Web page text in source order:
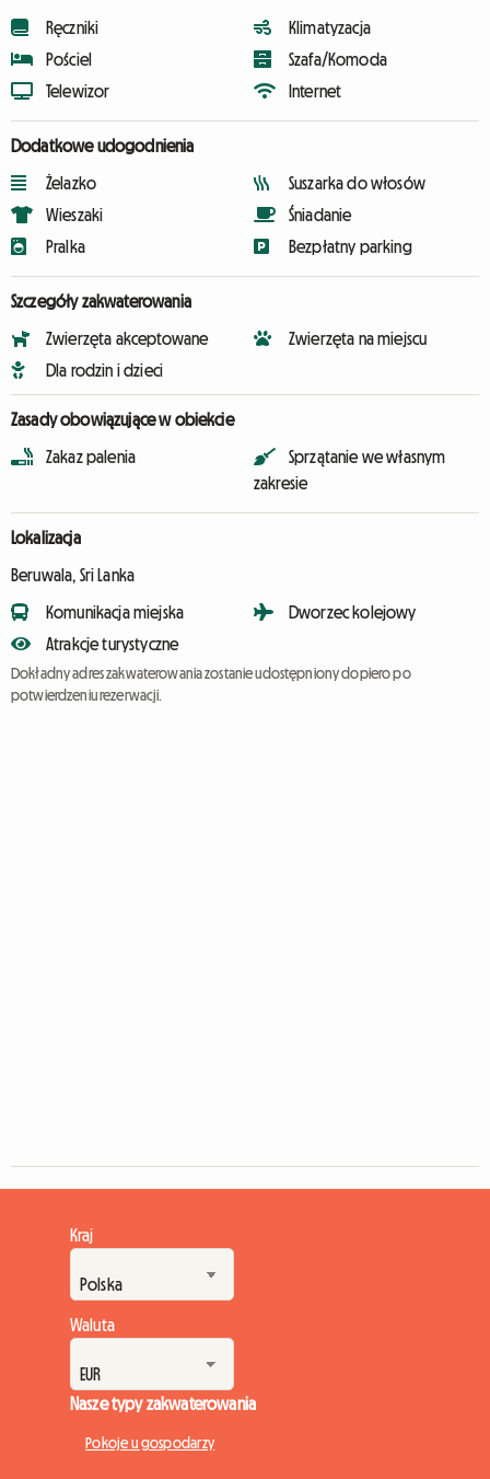
Ręczniki
Pościel
Telewizor
Klimatyzacja
Szafa/Komoda
Internet
Dodatkowe udogodnienia
Żelazko
Wieszaki
Pralka
Suszarka do włosów
Śniadanie
Bezpłatny parking
Szczegóły zakwaterowania
Zwierzęta akceptowane
Dla rodzin i dzieci
Zwierzęta na miejscu
Zasady obowiązujące w obiekcie
Zakaz palenia
Sprzątanie we własnym
zakresie
Lokalizacja
Beruwala, Sri Lanka
Komunikacja miejska
Atrakcje turystyczne
Dworzec kolejowy
Dokładny adres zakwaterowania zostanie udostępniony dopiero po
potwierdzeniu rezerwacji.
Kraj
Waluta
Nasze typy zakwaterowania
Pokoje u gospodarzy